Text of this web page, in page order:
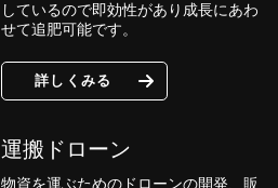
しているので即効性があり成長にあわ
せて追肥可能です。
詳しくみる
運搬ドローン
物資を運ぶためのドローンの開発、販